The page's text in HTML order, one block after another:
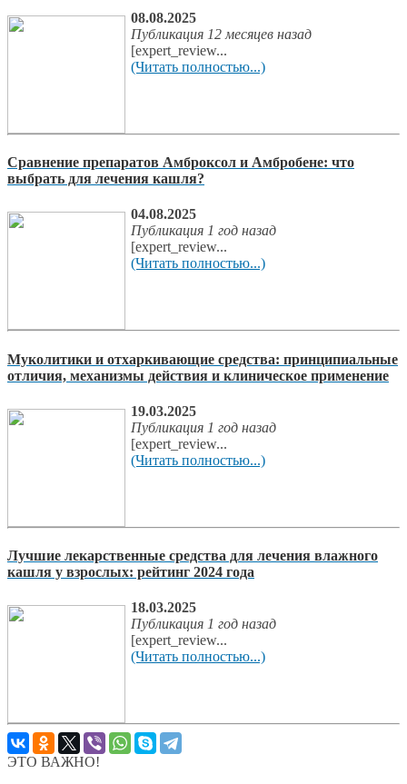
08.08.2025
Публикация 12 месяцев назад
[expert_review...
(Читать полностью...)
Сравнение препаратов Амброксол и Амбробене: что
выбрать для лечения кашля?
04.08.2025
Публикация 1 год назад
[expert_review...
(Читать полностью...)
Муколитики и отхаркивающие средства: принципиальные
отличия, механизмы действия и клиническое применение
19.03.2025
Публикация 1 год назад
[expert_review...
(Читать полностью...)
Лучшие лекарственные средства для лечения влажного
кашля у взрослых: рейтинг 2024 года
18.03.2025
Публикация 1 год назад
[expert_review...
(Читать полностью...)
ЭТО ВАЖНО!